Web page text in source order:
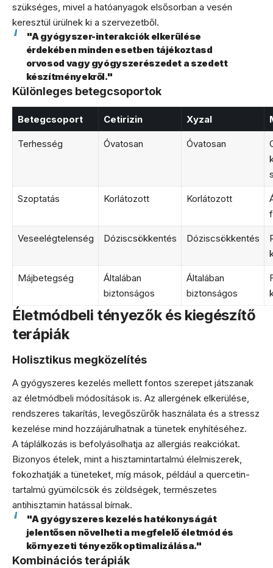
szükséges, mivel a hatóanyagok elsősorban a vesén
keresztül ürülnek ki a szervezetből.
"A gyógyszer-interakciók elkerülése
érdekében minden esetben tájékoztasd
orvosod vagy gyógyszerészedet a szedett
készítményekről."
Különleges betegcsoportok
Betegcsoport Cetirizin Xyzal
Terhesség Óvatosan Óvatosan
Szoptatás Korlátozott Korlátozott
Veseelégtelenség Dóziscsökkentés Dóziscsökkentés
Májbetegség
Általában
biztonságos
Általában
biztonságos
Életmódbeli tényezők és kiegészítő
terápiák
Holisztikus megközelítés
A gyógyszeres kezelés mellett fontos szerepet játszanak
az életmódbeli módosítások is. Az allergének elkerülése,
rendszeres takarítás, levegőszűrők használata és a stressz
kezelése mind hozzájárulhatnak a tünetek enyhítéséhez.
A táplálkozás is befolyásolhatja az allergiás reakciókat.
Bizonyos ételek, mint a hisztamintartalmú élelmiszerek,
fokozhatják a tüneteket, míg mások, például a quercetin-
tartalmú gyümölcsök és zöldségek, természetes
antihisztamin hatással bírnak.
"A gyógyszeres kezelés hatékonyságát
jelentősen növelheti a megfelelő életmód és
környezeti tényezők optimalizálása."
Kombinációs terápiák